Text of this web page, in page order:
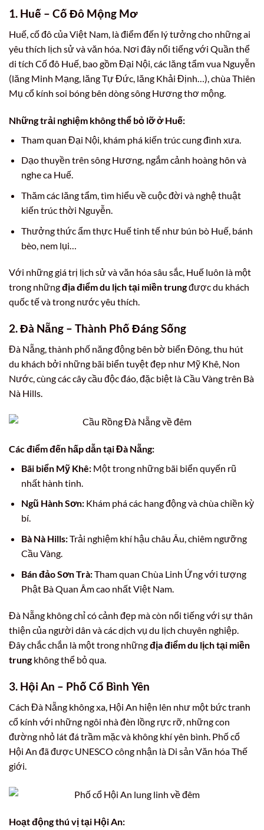
1. Huế – Cố Đô Mộng Mơ
Huế, cố đô của Việt Nam, là điểm đến lý tưởng cho những ai
yêu thích lịch sử và văn hóa. Nơi đây nổi tiếng với Quần thể
di tích Cố đô Huế, bao gồm Đại Nội, các lăng tẩm vua Nguyễn
(lăng Minh Mạng, lăng Tự Đức, lăng Khải Định…), chùa Thiên
Mụ cổ kính soi bóng bên dòng sông Hương thơ mộng.
Những trải nghiệm không thể bỏ lỡ ở Huế:
Tham quan Đại Nội, khám phá kiến trúc cung đình xưa.
Dạo thuyền trên sông Hương, ngắm cảnh hoàng hôn và
nghe ca Huế.
Thăm các lăng tẩm, tìm hiểu về cuộc đời và nghệ thuật
kiến trúc thời Nguyễn.
Thưởng thức ẩm thực Huế tinh tế như bún bò Huế, bánh
bèo, nem lụi…
Với những giá trị lịch sử và văn hóa sâu sắc, Huế luôn là một
trong nhữngđịa điểm du lịch tại miền trungđược du khách
quốc tế và trong nước yêu thích.
2. Đà Nẵng – Thành Phố Đáng Sống
Đà Nẵng, thành phố năng động bên bờ biển Đông, thu hút
du khách bởi những bãi biển tuyệt đẹp như Mỹ Khê, Non
Nước, cùng các cây cầu độc đáo, đặc biệt là Cầu Vàng trên Bà
Nà Hills.
Các điểm đến hấp dẫn tại Đà Nẵng:
Bãi biển Mỹ Khê:Một trong những bãi biển quyến rũ
nhất hành tinh.
Ngũ Hành Sơn:Khám phá các hang động và chùa chiền kỳ
bí.
Bà Nà Hills:Trải nghiệm khí hậu châu Âu, chiêm ngưỡng
Cầu Vàng.
Bán đảo Sơn Trà:Tham quan Chùa Linh Ứng với tượng
Phật Bà Quan Âm cao nhất Việt Nam.
Đà Nẵng không chỉ có cảnh đẹp mà còn nổi tiếng với sự thân
thiện của người dân và các dịch vụ du lịch chuyên nghiệp.
Đây chắc chắn là một trong nhữngđịa điểm du lịch tại miền
trungkhông thể bỏ qua.
3. Hội An – Phố Cổ Bình Yên
Cách Đà Nẵng không xa, Hội An hiện lên như một bức tranh
cổ kính với những ngôi nhà đèn lồng rực rỡ, những con
đường nhỏ lát đá trầm mặc và không khí yên bình. Phố cổ
Hội An đã được UNESCO công nhận là Di sản Văn hóa Thế
giới.
Hoạt động thú vị tại Hội An: